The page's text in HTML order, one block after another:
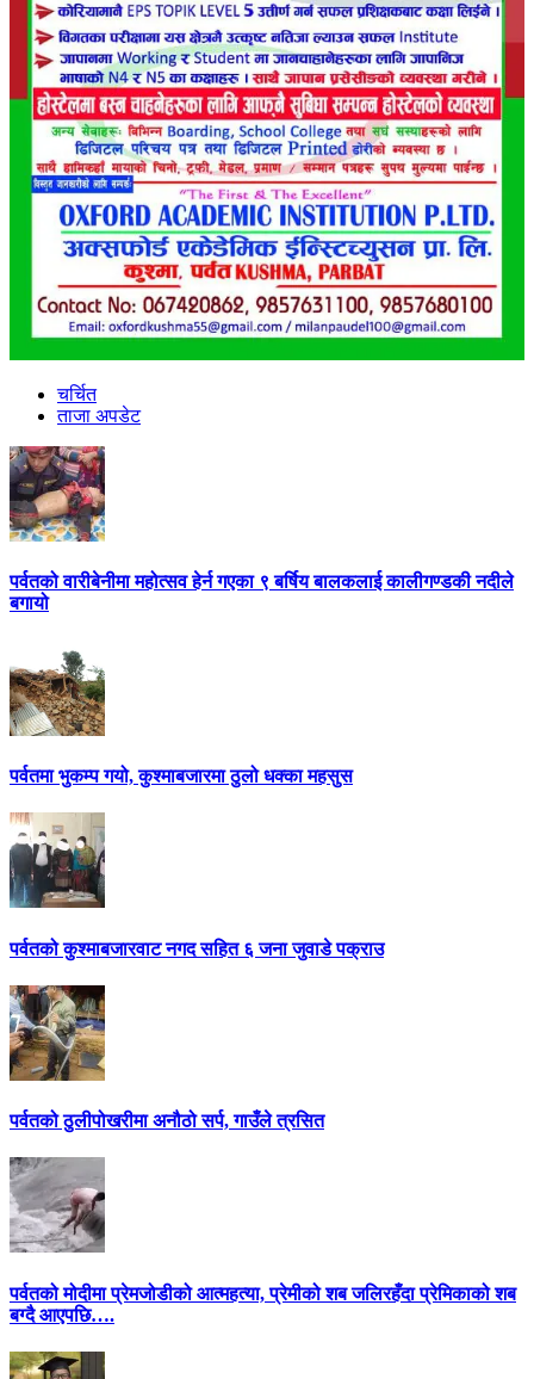
चर्चित
ताजा अपडेट
पर्वतको वारीबेनीमा महोत्सव हेर्न गएका ९ बर्षिय बालकलाई कालीगण्डकी नदीले
बगायो
पर्वतमा भुकम्प गयो, कुश्माबजारमा ठुलो धक्का महसुस
पर्वतको कुश्माबजारवाट नगद सहित ६ जना जुवाडे पक्राउ
पर्वतको ठुलीपोखरीमा अनौठो सर्प, गाउँले त्रसित
पर्वतको मोदीमा प्रेमजोडीको आत्महत्या, प्रेमीको शब जलिरहँदा प्रेमिकाको शब
बग्दै आएपछि….